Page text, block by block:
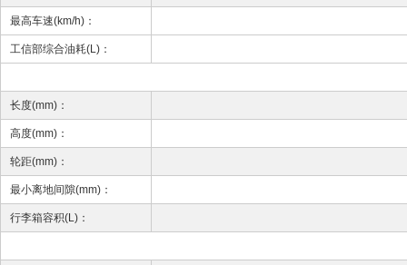
最高车速(km/h)：
工信部综合油耗(L)：
长度(mm)：
高度(mm)：
轮距(mm)：
最小离地间隙(mm)：
行李箱容积(L)：